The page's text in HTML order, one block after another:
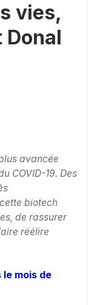
vies,
avancée
COVID-19. Des
biotech
de rassurer
réélire
le mois de